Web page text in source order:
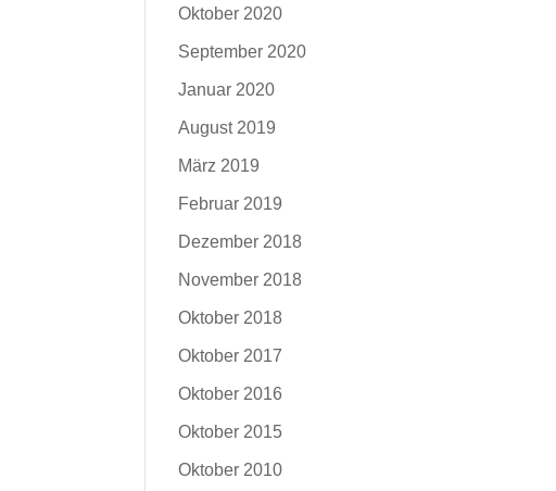
Oktober 2020
September 2020
Januar 2020
August 2019
März 2019
Februar 2019
Dezember 2018
November 2018
Oktober 2018
Oktober 2017
Oktober 2016
Oktober 2015
Oktober 2010